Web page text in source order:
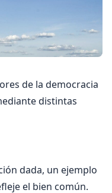
de la democracia
distintas
dada, un ejemplo
el bien común.